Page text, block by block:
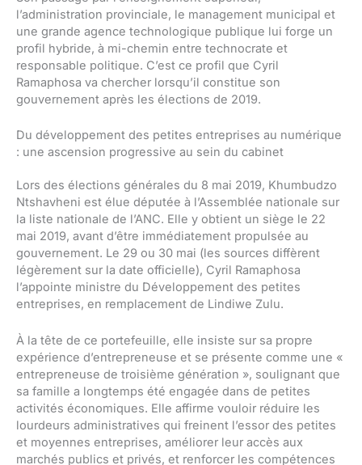
l’administration provinciale, le management municipal et
une grande agence technologique publique lui forge un
profil hybride, à mi-chemin entre technocrate et
responsable politique. C’est ce profil que Cyril
Ramaphosa va chercher lorsqu’il constitue son
gouvernement après les élections de 2019.
Du développement des petites entreprises au numérique
: une ascension progressive au sein du cabinet
Lors des élections générales du 8 mai 2019, Khumbudzo
Ntshavheni est élue députée à l’Assemblée nationale sur
la liste nationale de l’ANC. Elle y obtient un siège le 22
mai 2019, avant d’être immédiatement propulsée au
gouvernement. Le 29 ou 30 mai (les sources diffèrent
légèrement sur la date officielle), Cyril Ramaphosa
l’appointe ministre du Développement des petites
entreprises, en remplacement de Lindiwe Zulu.
À la tête de ce portefeuille, elle insiste sur sa propre
expérience d’entrepreneuse et se présente comme une «
entrepreneuse de troisième génération », soulignant que
sa famille a longtemps été engagée dans de petites
activités économiques. Elle affirme vouloir réduire les
lourdeurs administratives qui freinent l’essor des petites
et moyennes entreprises, améliorer leur accès aux
marchés publics et privés, et renforcer les compétences